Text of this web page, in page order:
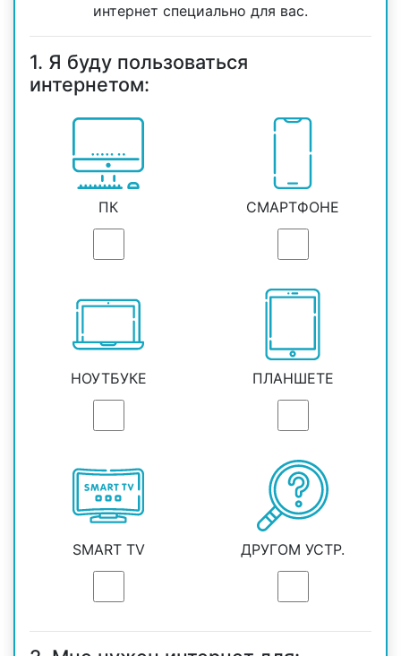
интернет специально для вас.
1. Я буду пользоваться
интернетом:
ПК СМАРТФОНЕ
НОУТБУКЕ ПЛАНШЕТЕ
SMART TV ДРУГОМ УСТР.